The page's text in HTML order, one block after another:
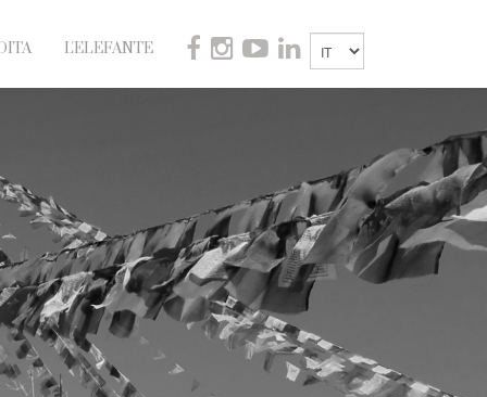
L'ELEFANTE